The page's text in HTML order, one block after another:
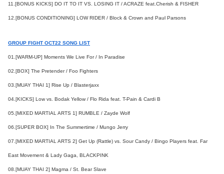
11.[BONUS KICKS] DO IT TO IT VS. LOSING IT / ACRAZE feat.Cherish & FISHER
12.[BONUS CONDITIONING] LOW RIDER / Block & Crown and Paul Parsons
GROUP FIGHT OCT22 SONG LIST
01.[WARM-UP] Moments We Live For / In Paradise
02.[BOX] The Pretender / Foo Fighters
03.[MUAY THAI 1] Rise Up / Blasterjaxx
04.[KICKS] Low vs. Bodak Yellow / Flo Rida feat. T-Pain & Cardi B
05.[MIXED MARTIAL ARTS 1] RUMBLE / Zayde Wolf
06.[SUPER BOX] In The Summertime / Mungo Jerry
07.[MIXED MARTIAL ARTS 2] Get Up (Rattle) vs. Sour Candy / Bingo Players feat. Far
East Movement & Lady Gaga, BLACKPINK
08.[MUAY THAI 2] Magma / St. Bear Slave